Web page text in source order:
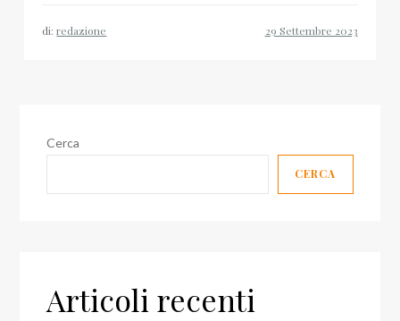
di:redazione
Cerca
CERCA
Articoli recenti